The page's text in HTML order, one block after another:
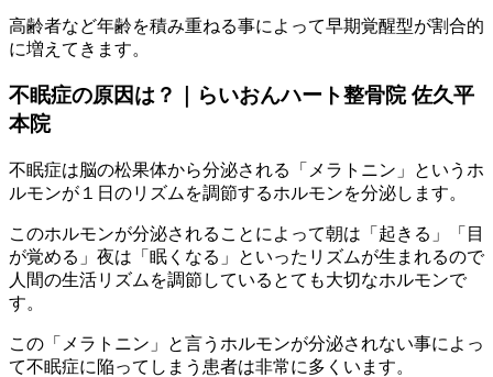
高齢者など年齢を積み重ねる事によって早期覚醒型が割合的
に増えてきます。
不眠症の原因は？｜らいおんハート整骨院 佐久平
本院
不眠症は脳の松果体から分泌される「メラトニン」というホ
ルモンが１日のリズムを調節するホルモンを分泌します。
このホルモンが分泌されることによって朝は「起きる」「目
が覚める」夜は「眠くなる」といったリズムが生まれるので
人間の生活リズムを調節しているとても大切なホルモンで
す。
この「メラトニン」と言うホルモンが分泌されない事によっ
て不眠症に陥ってしまう患者は非常に多くいます。